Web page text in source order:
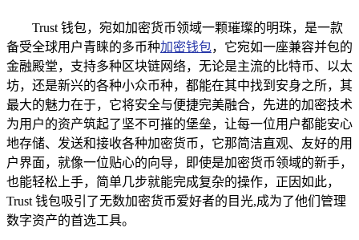
Trust 钱包，宛如加密货币领域一颗璀璨的明珠，是一款
备受全球用户青睐的多币种加密钱包，它宛如一座兼容并包的
金融殿堂，支持多种区块链网络，无论是主流的比特币、以太
坊，还是新兴的各种小众币种，都能在其中找到安身之所，其
最大的魅力在于，它将安全与便捷完美融合，先进的加密技术
为用户的资产筑起了坚不可摧的堡垒，让每一位用户都能安心
地存储、发送和接收各种加密货币，它那简洁直观、友好的用
户界面，就像一位贴心的向导，即使是加密货币领域的新手，
也能轻松上手，简单几步就能完成复杂的操作，正因如此，
Trust 钱包吸引了无数加密货币爱好者的目光,成为了他们管理
数字资产的首选工具。